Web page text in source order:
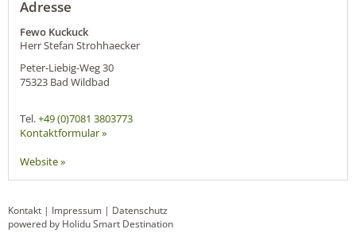
Adresse
Fewo Kuckuck
Herr Stefan Strohhaecker
Peter-Liebig-Weg 30
75323 Bad Wildbad
Tel.+49 (0)7081 3803773
Kontaktformular »
Website »
Kontakt | Impressum | Datenschutz
powered by Holidu Smart Destination